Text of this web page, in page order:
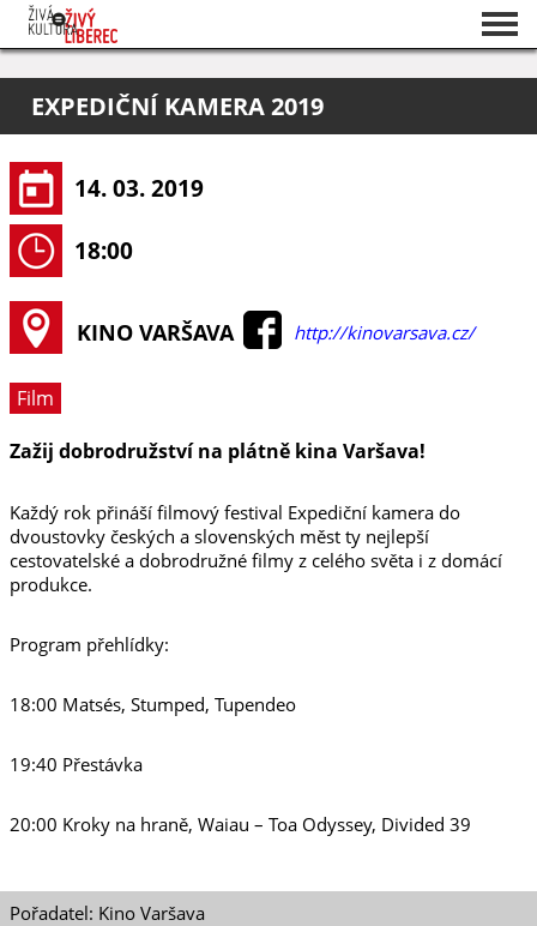
O projektu
Pořadatelé
EXPEDIČNÍ KAMERA 2019
14. 03. 2019
18:00
KINO VARŠAVA http://kinovarsava.cz/
Film
Zažij dobrodružství na plátně kina Varšava!
Každý rok přináší filmový festival Expediční kamera do
dvoustovky českých a slovenských měst ty nejlepší
cestovatelské a dobrodružné filmy z celého světa i z domácí
produkce.
Program přehlídky:
18:00 Matsés, Stumped, Tupendeo
19:40 Přestávka
20:00 Kroky na hraně, Waiau – Toa Odyssey, Divided 39
Pořadatel: Kino Varšava